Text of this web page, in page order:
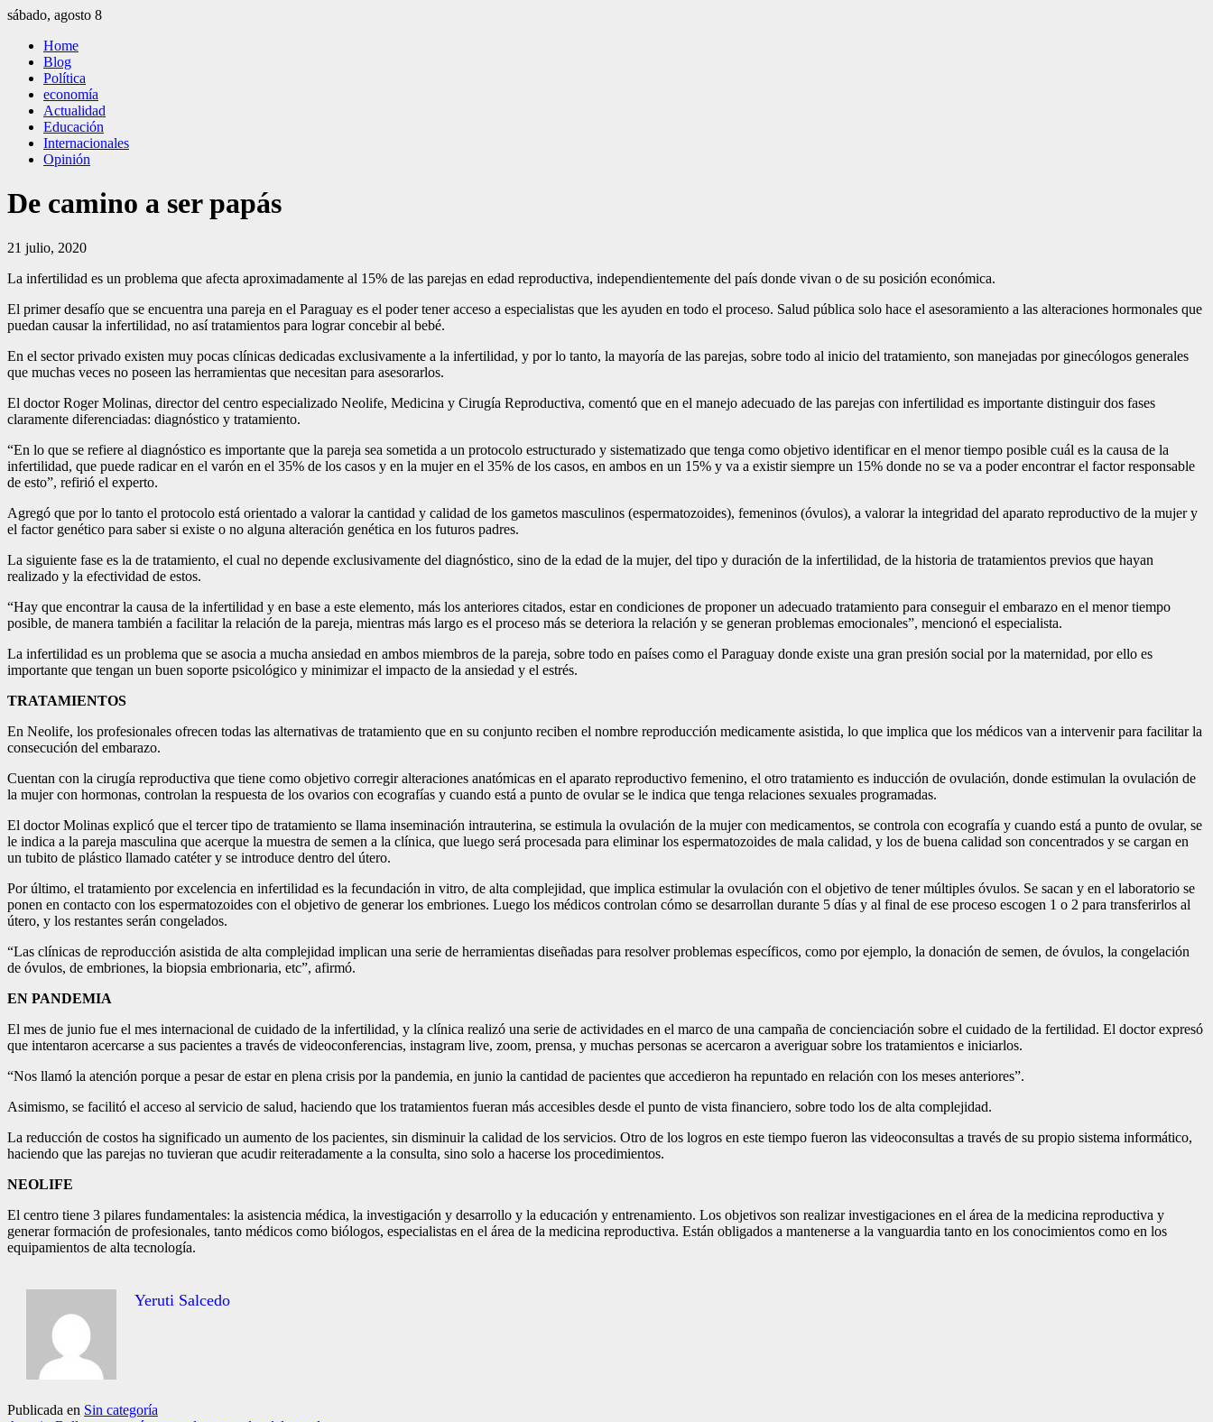
Saltar
contenido
sábado, agosto 8
El Independiente
El independiente Libre y Transparente
Home
Blog
Política
economía
Actualidad
Educación
Internacionales
Opinión
De camino a ser papás
21 julio, 2020
La infertilidad es un problema que afecta aproximadamente al 15% de las parejas en edad reproductiva, independientemente del país donde vivan o de su posición económica.
El primer desafío que se encuentra una pareja en el Paraguay es el poder tener acceso a especialistas que les ayuden en todo el proceso. Salud pública solo hace el asesoramiento a las alteraciones hormonales que
puedan causar la infertilidad, no así tratamientos para lograr concebir al bebé.
En el sector privado existen muy pocas clínicas dedicadas exclusivamente a la infertilidad, y por lo tanto, la mayoría de las parejas, sobre todo al inicio del tratamiento, son manejadas por ginecólogos generales
que muchas veces no poseen las herramientas que necesitan para asesorarlos.
El doctor Roger Molinas, director del centro especializado Neolife, Medicina y Cirugía Reproductiva, comentó que en el manejo adecuado de las parejas con infertilidad es importante distinguir dos fases
claramente diferenciadas: diagnóstico y tratamiento.
“En lo que se refiere al diagnóstico es importante que la pareja sea sometida a un protocolo estructurado y sistematizado que tenga como objetivo identificar en el menor tiempo posible cuál es la causa de la
infertilidad, que puede radicar en el varón en el 35% de los casos y en la mujer en el 35% de los casos, en ambos en un 15% y va a existir siempre un 15% donde no se va a poder encontrar el factor responsable
de esto”, refirió el experto.
Agregó que por lo tanto el protocolo está orientado a valorar la cantidad y calidad de los gametos masculinos (espermatozoides), femeninos (óvulos), a valorar la integridad del aparato reproductivo de la mujer y
el factor genético para saber si existe o no alguna alteración genética en los futuros padres.
La siguiente fase es la de tratamiento, el cual no depende exclusivamente del diagnóstico, sino de la edad de la mujer, del tipo y duración de la infertilidad, de la historia de tratamientos previos que hayan
realizado y la efectividad de estos.
“Hay que encontrar la causa de la infertilidad y en base a este elemento, más los anteriores citados, estar en condiciones de proponer un adecuado tratamiento para conseguir el embarazo en el menor tiempo
posible, de manera también a facilitar la relación de la pareja, mientras más largo es el proceso más se deteriora la relación y se generan problemas emocionales”, mencionó el especialista.
La infertilidad es un problema que se asocia a mucha ansiedad en ambos miembros de la pareja, sobre todo en países como el Paraguay donde existe una gran presión social por la maternidad, por ello es
importante que tengan un buen soporte psicológico y minimizar el impacto de la ansiedad y el estrés.
TRATAMIENTOS
En Neolife, los profesionales ofrecen todas las alternativas de tratamiento que en su conjunto reciben el nombre reproducción medicamente asistida, lo que implica que los médicos van a intervenir para facilitar la
consecución del embarazo.
Cuentan con la cirugía reproductiva que tiene como objetivo corregir alteraciones anatómicas en el aparato reproductivo femenino, el otro tratamiento es inducción de ovulación, donde estimulan la ovulación de
la mujer con hormonas, controlan la respuesta de los ovarios con ecografías y cuando está a punto de ovular se le indica que tenga relaciones sexuales programadas.
El doctor Molinas explicó que el tercer tipo de tratamiento se llama inseminación intrauterina, se estimula la ovulación de la mujer con medicamentos, se controla con ecografía y cuando está a punto de ovular, se
le indica a la pareja masculina que acerque la muestra de semen a la clínica, que luego será procesada para eliminar los espermatozoides de mala calidad, y los de buena calidad son concentrados y se cargan en
un tubito de plástico llamado catéter y se introduce dentro del útero.
Por último, el tratamiento por excelencia en infertilidad es la fecundación in vitro, de alta complejidad, que implica estimular la ovulación con el objetivo de tener múltiples óvulos. Se sacan y en el laboratorio se
ponen en contacto con los espermatozoides con el objetivo de generar los embriones. Luego los médicos controlan cómo se desarrollan durante 5 días y al final de ese proceso escogen 1 o 2 para transferirlos al
útero, y los restantes serán congelados.
“Las clínicas de reproducción asistida de alta complejidad implican una serie de herramientas diseñadas para resolver problemas específicos, como por ejemplo, la donación de semen, de óvulos, la congelación
de óvulos, de embriones, la biopsia embrionaria, etc”, afirmó.
EN PANDEMIA
El mes de junio fue el mes internacional de cuidado de la infertilidad, y la clínica realizó una serie de actividades en el marco de una campaña de concienciación sobre el cuidado de la fertilidad. El doctor expresó
que intentaron acercarse a sus pacientes a través de videoconferencias, instagram live, zoom, prensa, y muchas personas se acercaron a averiguar sobre los tratamientos e iniciarlos.
“Nos llamó la atención porque a pesar de estar en plena crisis por la pandemia, en junio la cantidad de pacientes que accedieron ha repuntado en relación con los meses anteriores”.
Asimismo, se facilitó el acceso al servicio de salud, haciendo que los tratamientos fueran más accesibles desde el punto de vista financiero, sobre todo los de alta complejidad.
La reducción de costos ha significado un aumento de los pacientes, sin disminuir la calidad de los servicios. Otro de los logros en este tiempo fueron las videoconsultas a través de su propio sistema informático,
haciendo que las parejas no tuvieran que acudir reiteradamente a la consulta, sino solo a hacerse los procedimientos.
NEOLIFE
El centro tiene 3 pilares fundamentales: la asistencia médica, la investigación y desarrollo y la educación y entrenamiento. Los objetivos son realizar investigaciones en el área de la medicina reproductiva y
generar formación de profesionales, tanto médicos como biólogos, especialistas en el área de la medicina reproductiva. Están obligados a mantenerse a la vanguardia tanto en los conocimientos como en los
equipamientos de alta tecnología.
Yeruti Salcedo
Publicada en Sin categoría